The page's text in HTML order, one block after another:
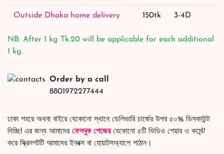
Outside Dhaka home delivery 150tk 3-4D
NB: After 1 kg Tk.20 will be applicable for each additional
1 kg.
Order by a call
8801972277444
ঢাকা শহরে অথবা বাইরে যেকোনো স্থানে ডেলিভারি চার্জের উপর ৫০% ডিসকাউন্ট
দিচ্ছি! এর জন্য আমাদের ফেসবুক পেজেরযেকোনো ৫টি ভিডিও শেয়ার ও কমেন্ট
করে স্ক্রিনশটটি আমাদের ইনবক্স বা হোয়াটসঅ্যাপে পাঠান।